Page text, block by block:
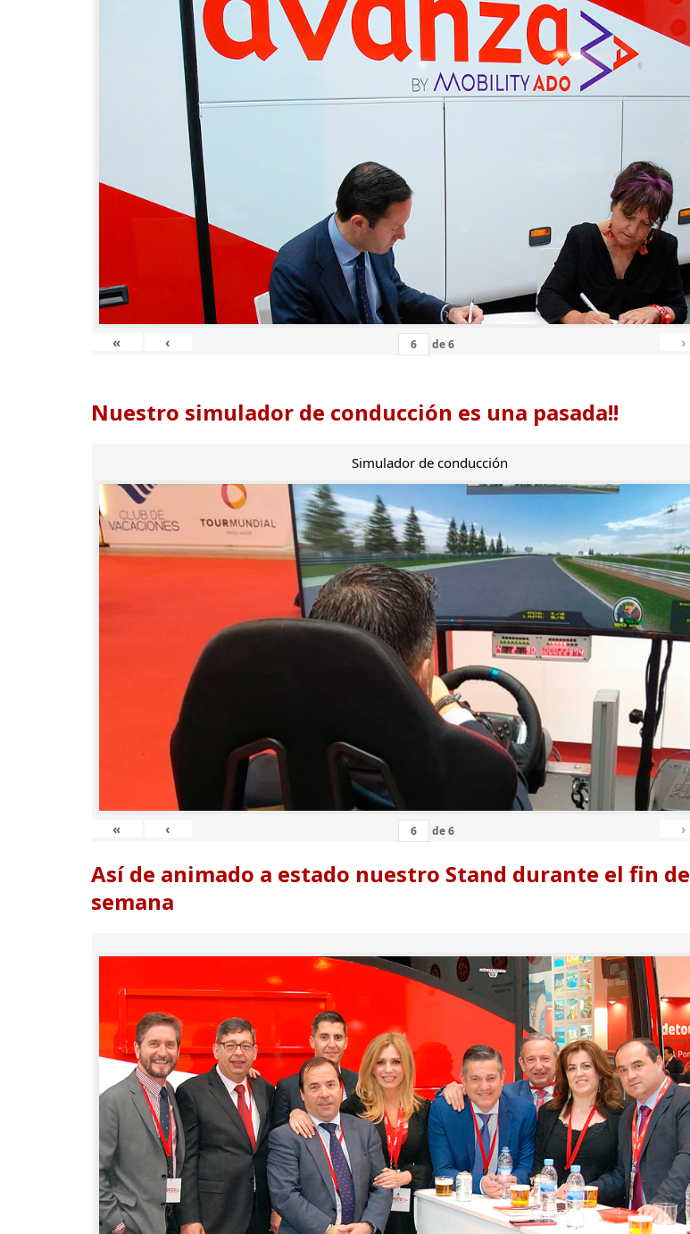
« ‹ de6 ›
Nuestro simulador de conducción es una pasada!!
Simulador de conducción
« ‹ de6 ›
Así de animado a estado nuestro Stand durante el fin de
semana